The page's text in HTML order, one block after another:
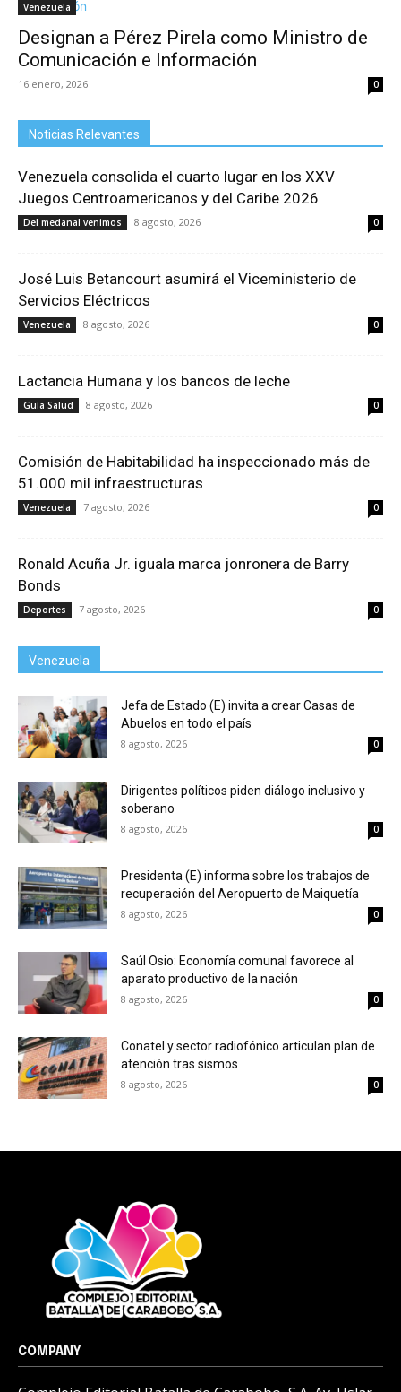
Venezuela
Designan a Pérez Pirela como Ministro de
Comunicación e Información
16 enero, 2026 0
Noticias Relevantes
Venezuela consolida el cuarto lugar en los XXV
Juegos Centroamericanos y del Caribe 2026
Del medanal venimos 8 agosto, 2026 0
José Luis Betancourt asumirá el Viceministerio de
Servicios Eléctricos
Venezuela 8 agosto, 2026 0
Lactancia Humana y los bancos de leche
Guía Salud 8 agosto, 2026 0
Comisión de Habitabilidad ha inspeccionado más de
51.000 mil infraestructuras
Venezuela 7 agosto, 2026 0
Ronald Acuña Jr. iguala marca jonronera de Barry
Bonds
Deportes 7 agosto, 2026 0
Venezuela
Jefa de Estado (E) invita a crear Casas de
Abuelos en todo el país
8 agosto, 2026 0
Dirigentes políticos piden diálogo inclusivo y
soberano
8 agosto, 2026 0
Presidenta (E) informa sobre los trabajos de
recuperación del Aeropuerto de Maiquetía
8 agosto, 2026 0
Saúl Osio: Economía comunal favorece al
aparato productivo de la nación
8 agosto, 2026 0
Conatel y sector radiofónico articulan plan de
atención tras sismos
8 agosto, 2026 0
COMPANY